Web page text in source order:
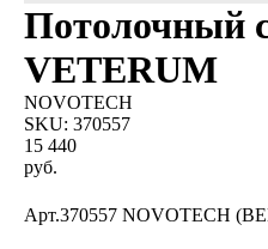
Потолочный
VETERUM
NOVOTECH
SKU: 370557
15 440
руб.
Арт.370557 NOVOTECH